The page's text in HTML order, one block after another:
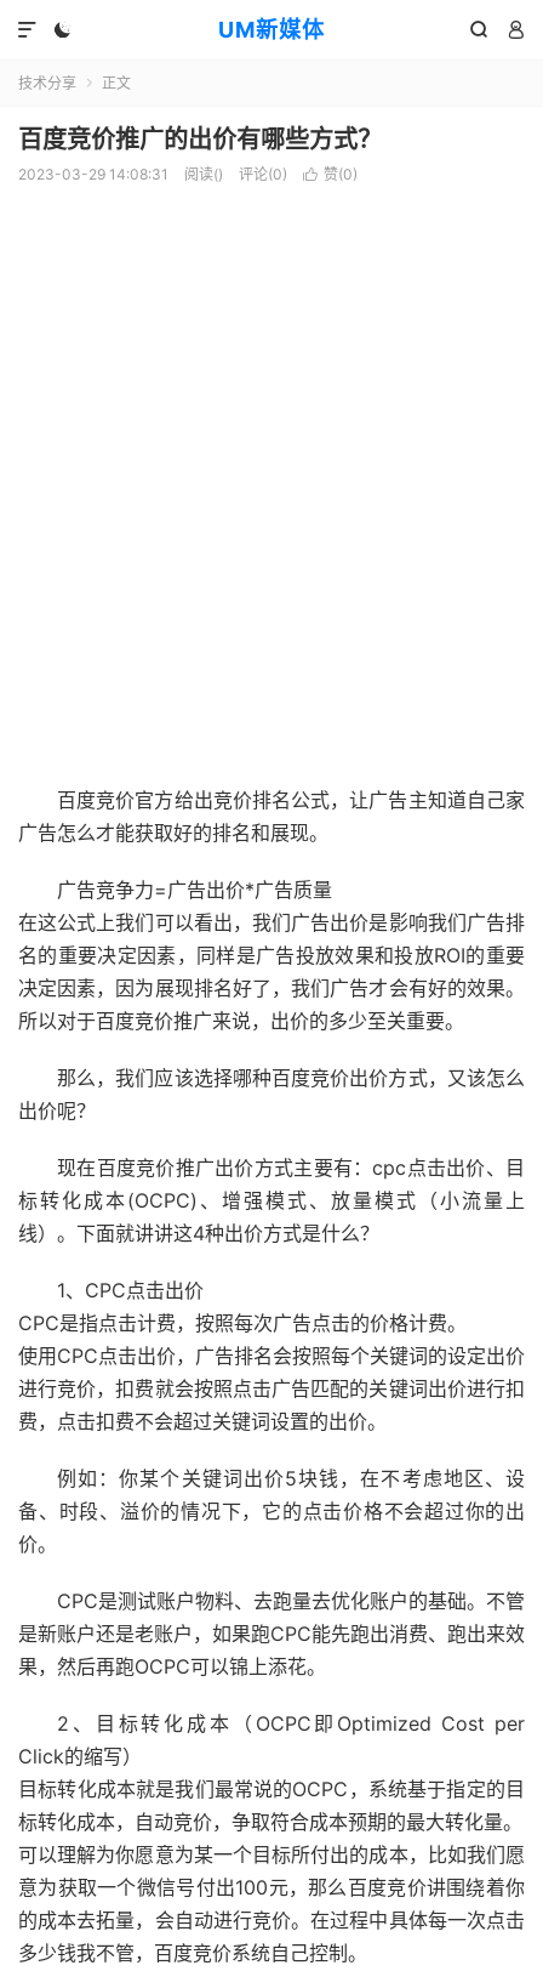
UM新媒体
  

技术分享  正文
百度竞价推广的出价有哪些方式？
2023-03-29 14:08:31 阅读() 评论(0)  赞(0)
百度竞价官方给出竞价排名公式，让广告主知道自己家
广告怎么才能获取好的排名和展现。
广告竞争力=广告出价*广告质量
在这公式上我们可以看出，我们广告出价是影响我们广告排
名的重要决定因素，同样是广告投放效果和投放ROI的重要
决定因素，因为展现排名好了，我们广告才会有好的效果。
所以对于百度竞价推广来说，出价的多少至关重要。
那么，我们应该选择哪种百度竞价出价方式，又该怎么
出价呢？
现在百度竞价推广出价方式主要有：cpc点击出价、目
标转化成本(OCPC)、增强模式、放量模式（小流量上
线）。下面就讲讲这4种出价方式是什么？
1、CPC点击出价
CPC是指点击计费，按照每次广告点击的价格计费。
使用CPC点击出价，广告排名会按照每个关键词的设定出价
进行竞价，扣费就会按照点击广告匹配的关键词出价进行扣
费，点击扣费不会超过关键词设置的出价。
例如：你某个关键词出价5块钱，在不考虑地区、设
备、时段、溢价的情况下，它的点击价格不会超过你的出
价。
CPC是测试账户物料、去跑量去优化账户的基础。不管
是新账户还是老账户，如果跑CPC能先跑出消费、跑出来效
果，然后再跑OCPC可以锦上添花。
2、目标转化成本（OCPC即Optimized Cost per
Click的缩写）
目标转化成本就是我们最常说的OCPC，系统基于指定的目
标转化成本，自动竞价，争取符合成本预期的最大转化量。
可以理解为你愿意为某一个目标所付出的成本，比如我们愿
意为获取一个微信号付出100元，那么百度竞价讲围绕着你
的成本去拓量，会自动进行竞价。在过程中具体每一次点击
多少钱我不管，百度竞价系统自己控制。